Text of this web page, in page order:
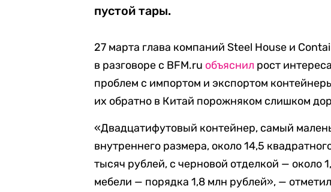
пустой тары.
27 марта глава компаний Steel House и
в разговоре с BFM.ru объяснил рост
проблем с импортом и экспортом
их обратно в Китай порожняком слишком
«Двадцатифутовый контейнер, самый
внутреннего размера, около 14,5
тысяч рублей, с черновой отделкой — около
мебели — порядка 1,8 млн рублей», —